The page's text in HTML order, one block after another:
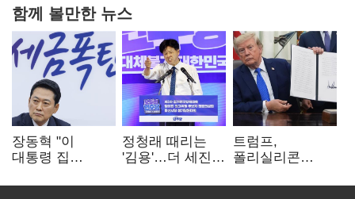
함께 볼만한 뉴스
장동혁 "이
대통령 집
폭탄…'내로남불'"
정청래 때리는
'김용'…더 세진
입
트럼프,
폴리실리콘
관세…"미 산업